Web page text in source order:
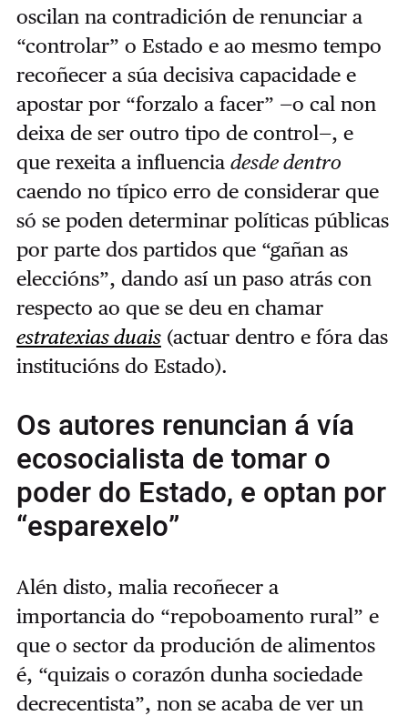
oscilan na contradición de renunciar a
“controlar” o Estado e ao mesmo tempo
recoñecer a súa decisiva capacidade e
apostar por “forzalo a facer” —o cal non
deixa de ser outro tipo de control—, e
que rexeita a influencia desde dentro
caendo no típico erro de considerar que
só se poden determinar políticas públicas
por parte dos partidos que “gañan as
eleccións”, dando así un paso atrás con
respecto ao que se deu en chamar
estratexias duais(actuar dentro e fóra das
institucións do Estado).
Os autores renuncian á vía
ecosocialista de tomar o
poder do Estado, e optan por
“esparexelo”
Alén disto, malia recoñecer a
importancia do “repoboamento rural” e
que o sector da produción de alimentos
é, “quizais o corazón dunha sociedade
decrecentista”, non se acaba de ver un